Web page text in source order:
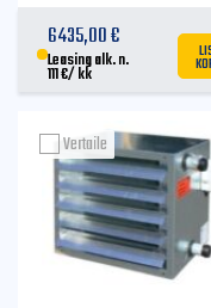
6435,00€
Leasing alk. n.
111€/ kk
Vertaile